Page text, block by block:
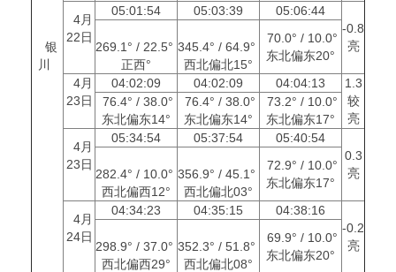
银
川
4月
22日
05:01:54 05:03:39
05:06:44
-0.8
亮
269.1° / 22.5°
正西°
345.4° / 64.9°
西北偏北15°
70.0° / 10.0°
东北偏东20°
4月
23日
04:02:09 04:02:09 04:04:13
1.3
较
亮
76.4° / 38.0°
东北偏东14°
76.4° / 38.0°
东北偏东14°
73.2° / 10.0°
东北偏东17°
4月
23日
05:34:54 05:37:54
05:40:54
0.3
亮
282.4° / 10.0°
西北偏西12°
356.9° / 45.1°
西北偏北03°
72.9° / 10.0°
东北偏东17°
4月
24日
04:34:23 04:35:15
04:38:16
-0.2
亮
298.9° / 37.0°
西北偏西29°
352.3° / 51.8°
西北偏北08°
69.9° / 10.0°
东北偏东20°